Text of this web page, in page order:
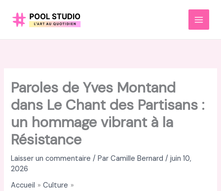
MAIN
Paroles de Yves Montand
dans Le Chant des Partisans :
un hommage vibrant à la
Résistance
Laisser un commentaire / ParCamille Bernard/juin 10,
2026
Accueil
Culture